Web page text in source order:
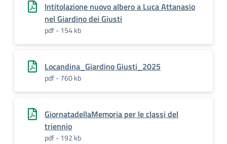
Intitolazione nuovo albero a Luca Attanasio
nel Giardino dei Giusti
pdf - 154 kb
Locandina_Giardino Giusti_2025
pdf - 760 kb
GiornatadellaMemoria per le classi del
triennio
pdf - 192 kb